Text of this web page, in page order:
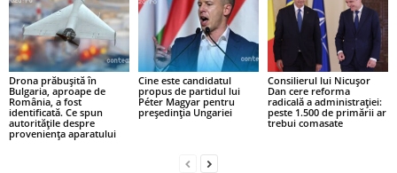
Drona prăbușită în
Bulgaria, aproape de
România, a fost
identificată. Ce spun
autoritățile despre
proveniența aparatului
Cine este candidatul
propus de partidul lui
Péter Magyar pentru
președinția Ungariei
Consilierul lui Nicușor
Dan cere reforma
radicală a administrației:
peste 1.500 de primării ar
trebui comasate